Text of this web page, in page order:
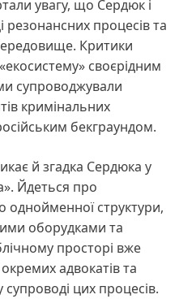
увагу, що Сердюк і
резонансних процесів та
Критики
своєрідним
супроводжували
кримінальних
бекграундом.
й згадка Сердюка у
Йдеться про
однойменної структури,
оборудками та
просторі вже
адвокатів та
цих процесів.